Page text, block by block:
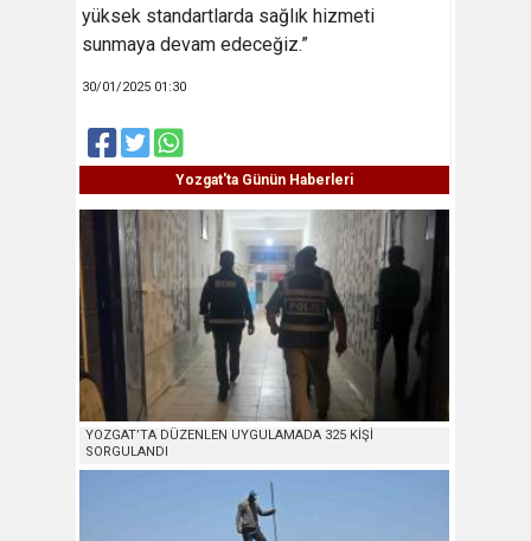
yüksek standartlarda sağlık hizmeti
sunmaya devam edeceğiz.”
30/01/2025 01:30
Yozgat'ta Günün Haberleri
YOZGAT’TA DÜZENLEN UYGULAMADA 325 KİŞİ
SORGULANDI